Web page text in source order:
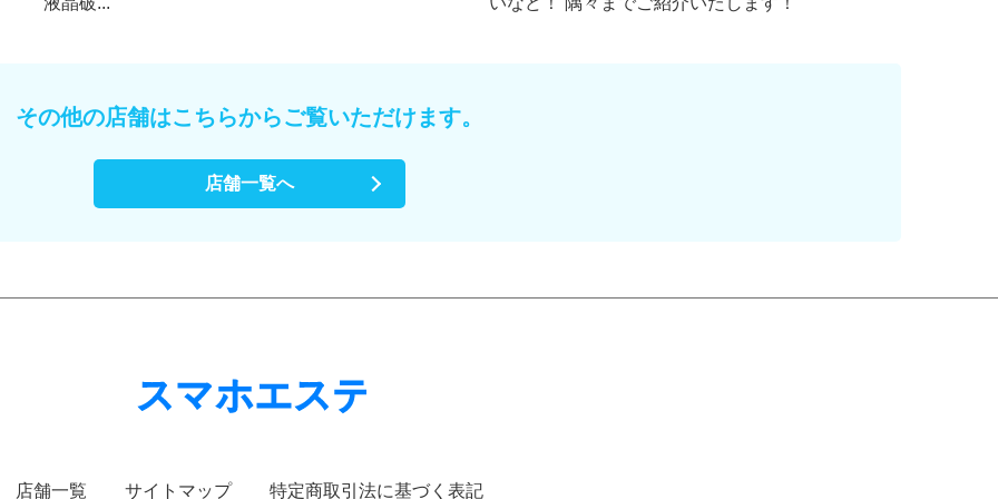
その他の店舗はこちらからご覧いただけます。
店舗一覧へ
店舗一覧 サイトマップ 特定商取引法に基づく表記